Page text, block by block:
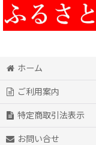
ホーム
ご利用案内
特定商取引法表示
お問い合せ